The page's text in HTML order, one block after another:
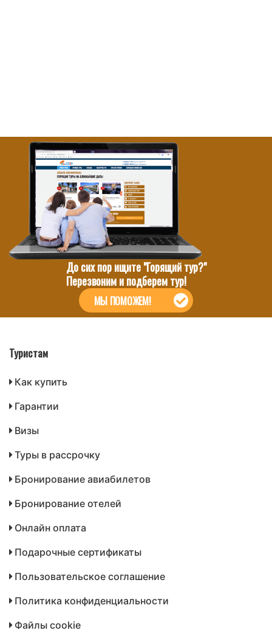
До сих пор ищите "Горящий тур?"
Перезвоним и подберем тур!
МЫ ПОМОЖЕМ!
Туристам
Как купить
Гарантии
Визы
Туры в рассрочку
Бронирование авиабилетов
Бронирование отелей
Онлайн оплата
Подарочные сертификаты
Пользовательское соглашение
Политика конфиденциальности
Файлы cookie